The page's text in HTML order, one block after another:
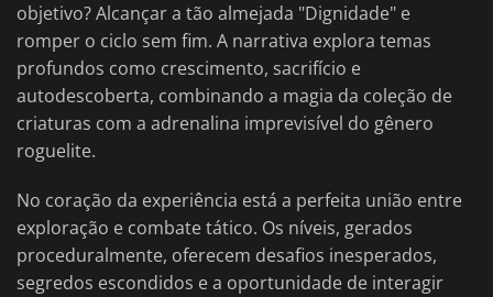
objetivo? Alcançar a tão almejada "Dignidade" e
romper o ciclo sem fim. A narrativa explora temas
profundos como crescimento, sacrifício e
autodescoberta, combinando a magia da coleção de
criaturas com a adrenalina imprevisível do gênero
roguelite.
No coração da experiência está a perfeita união entre
exploração e combate tático. Os níveis, gerados
proceduralmente, oferecem desafios inesperados,
segredos escondidos e a oportunidade de interagir